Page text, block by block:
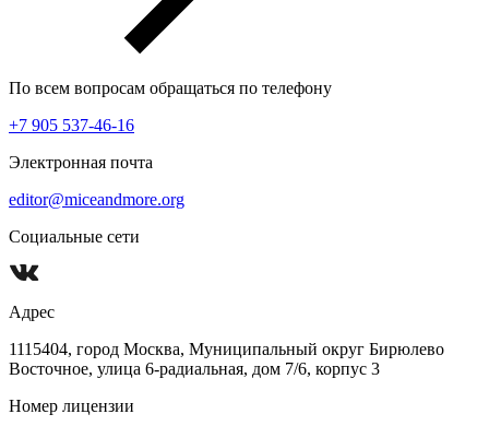
По всем вопросам обращаться по телефону
+7 905 537-46-16
Электронная почта
editor@miceandmore.org
Социальные сети
Адрес
1115404, город Москва, Муниципальный округ Бирюлево
Восточное, улица 6-радиальная, дом 7/6, корпус 3
Номер лицензии